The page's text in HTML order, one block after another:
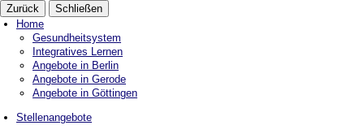
Zurück
Schließen
Home
Gesundheitsystem
Integratives Lernen
Angebote in Berlin
Angebote in Gerode
Angebote in Göttingen
Stellenangebote